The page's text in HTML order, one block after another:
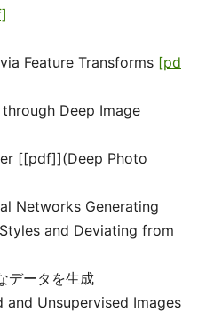
Feature Transforms [pd
Deep Image
[[pdf]](Deep Photo
Networks Generating
and Deviating from
データを生成
and Unsupervised Images